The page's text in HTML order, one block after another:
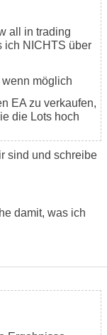
all in trading
ich NICHTS über
möglich
EA zu verkaufen,
die Lots hoch
sind und schreibe
damit, was ich